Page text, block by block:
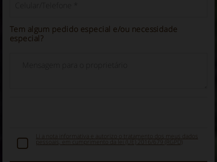
Tem algum pedido especial e/ou necessidade
especial?
Li a nota informativa e autorizo ​​o tratamento dos meus dados
pessoais, em cumprimento da lei (UE) 2016/679 (RGPD)